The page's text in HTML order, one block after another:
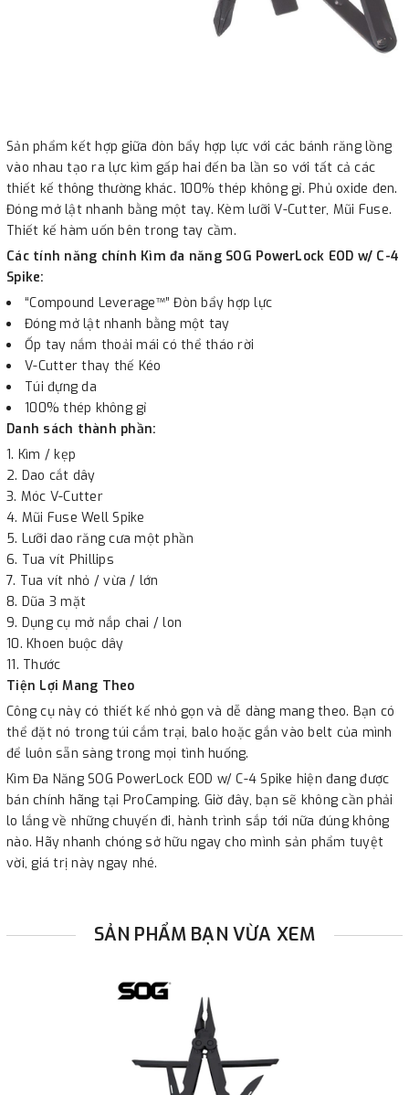
Sản phẩm kết hợp giữa đòn bẩy hợp lực với các bánh răng lồng
vào nhau tạo ra lực kìm gấp hai đến ba lần so với tất cả các
thiết kế thông thường khác. 100% thép không gỉ. Phủ oxide đen.
Đóng mở lật nhanh bằng một tay. Kèm lưỡi V-Cutter, Mũi Fuse.
Thiết kế hàm uốn bên trong tay cầm.
Các tính năng chính Kìm đa năng SOG PowerLock EOD w/ C-4
Spike:
“Compound Leverage™” Đòn bẩy hợp lực
Đóng mở lật nhanh bằng một tay
Ốp tay nắm thoải mái có thể tháo rời
V-Cutter thay thế Kéo
Túi đựng da
100% thép không gỉ
Danh sách thành phần:
Kìm / kẹp
Dao cắt dây
Móc V-Cutter
Mũi Fuse Well Spike
Lưỡi dao răng cưa một phần
Tua vít Phillips
Tua vít nhỏ / vừa / lớn
Dũa 3 mặt
Dụng cụ mở nắp chai / lon
Khoen buộc dây
Thước
Tiện Lợi Mang Theo
Công cụ này có thiết kế nhỏ gọn và dễ dàng mang theo. Bạn có
thể đặt nó trong túi cắm trại, balo hoặc gắn vào belt của mình
để luôn sẵn sàng trong mọi tình huống.
Kìm Đa Năng SOG PowerLock EOD w/ C-4 Spike hiện đang được
bán chính hãng tại ProCamping. Giờ đây, bạn sẽ không cần phải
lo lắng về những chuyến đi, hành trình sắp tới nữa đúng không
nào. Hãy nhanh chóng sở hữu ngay cho mình sản phẩm tuyệt
vời, giá trị này ngay nhé.
SẢN PHẨM BẠN VỪA XEM